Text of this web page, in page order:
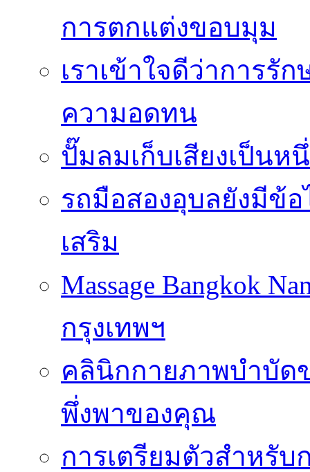
การตกแต่งขอบมุม
เราเข้าใจดีว่าการรั
ความอดทน
ปั๊มลมเก็บเสียงเป็น
รถมือสองอุบลยังมีข้อ
เสริม
Massage Bangkok
กรุงเทพฯ
คลินิกกายภาพบำบัด
พึ่งพาของคุณ
การเตรียมตัวสำหรั